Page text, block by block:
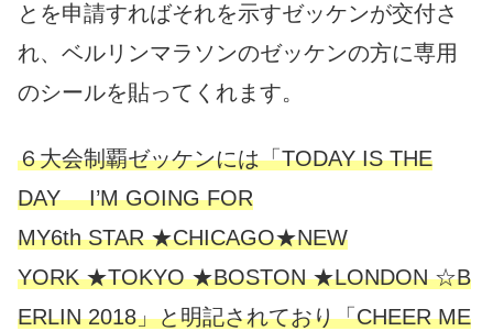
とを申請すればそれを示すゼッケンが交付さ
れ、ベルリンマラソンのゼッケンの方に専用
のシールを貼ってくれます。
６大会制覇ゼッケンには「TODAY IS THE
DAY I’M GOING FOR
MY6th STAR ★CHICAGO★NEW
YORK ★TOKYO ★BOSTON ★LONDON ☆B
ERLIN 2018」と明記されており「CHEER ME